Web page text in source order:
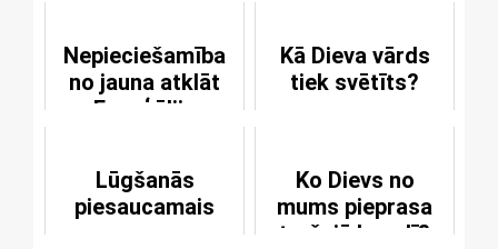
Nepieciešamība
no jauna atklāt
Evaņģēliju
Kā Dieva vārds
tiek svētīts?
Lūgšanās
piesaucamais
Ko Dievs no
mums pieprasa
trešajā bauslī?